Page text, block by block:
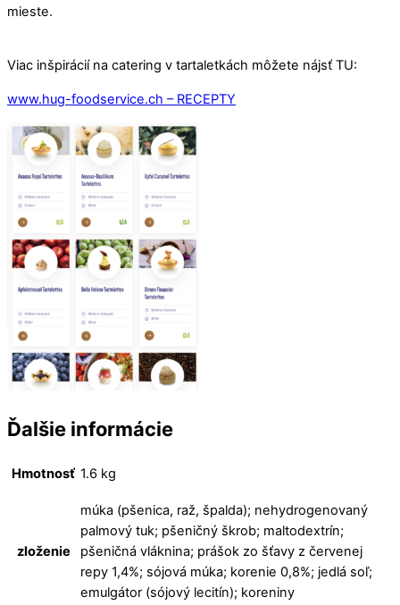
mieste.
Viac inšpirácií na catering v tartaletkách môžete nájsť TU:
www.hug-foodservice.ch – RECEPTY
Ďalšie informácie
Hmotnosť 1.6 kg
zloženie
múka (pšenica, raž, špalda); nehydrogenovaný
palmový tuk; pšeničný škrob; maltodextrín;
pšeničná vláknina; prášok zo šťavy z červenej
repy 1,4%; sójová múka; korenie 0,8%; jedlá soľ;
emulgátor (sójový lecitín); koreniny